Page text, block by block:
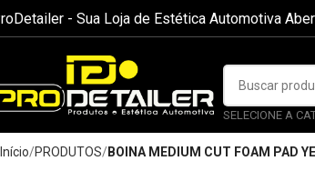
- Sua Loja de Estética Automotiva
SELECIONE A
Início PRODUTOS BOINA MEDIUM CUT FOAM PAD